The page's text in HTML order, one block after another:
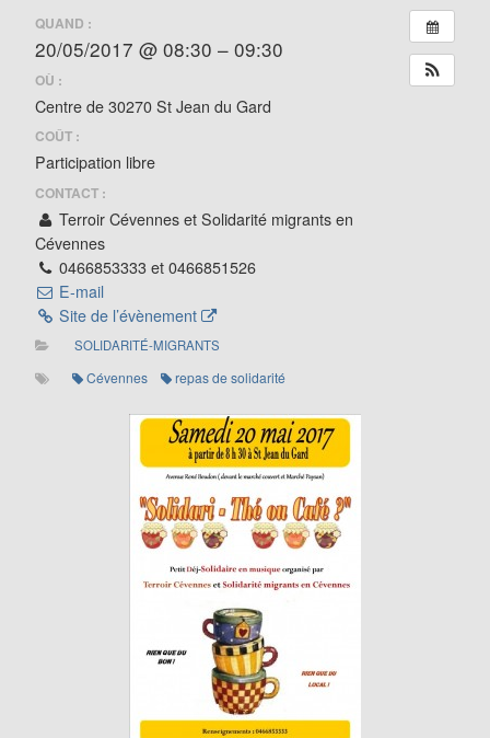
QUAND :
20/05/2017 @ 08:30 – 09:30
OÙ :
Centre de 30270 St Jean du Gard
COÛT :
Participation libre
CONTACT :
Terroir Cévennes et Solidarité migrants en
Cévennes
0466853333 et 0466851526
E-mail
Site de l’évènement
SOLIDARITÉ-MIGRANTS
Cévennes repas de solidarité